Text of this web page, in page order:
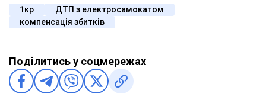
1кр
ДТП з електросамокатом
компенсація збитків
Поділитись у соцмережах